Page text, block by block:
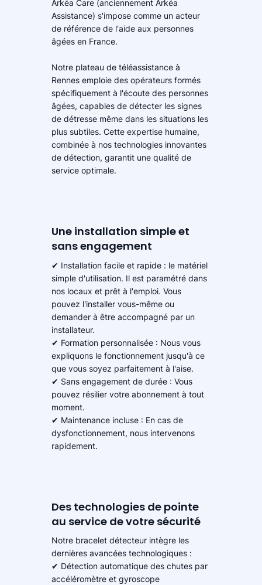
Arkéa Care (anciennement Arkéa
Assistance) s'impose comme un acteur
de référence de l'aide aux personnes
âgées en France.
Notre plateau de téléassistance à
Rennes emploie des opérateurs formés
spécifiquement à l'écoute des personnes
âgées, capables de détecter les signes
de détresse même dans les situations les
plus subtiles. Cette expertise humaine,
combinée à nos technologies innovantes
de détection, garantit une qualité de
service optimale.
Une installation simple et
sans engagement
✔ Installation facile et rapide : le matériel
simple d'utilisation. Il est paramétré dans
nos locaux et prêt à l'emploi. Vous
pouvez l'installer vous-même ou
demander à être accompagné par un
installateur.
✔ Formation personnalisée : Nous vous
expliquons le fonctionnement jusqu'à ce
que vous soyez parfaitement à l'aise.
✔ Sans engagement de durée : Vous
pouvez résilier votre abonnement à tout
moment.
✔ Maintenance incluse : En cas de
dysfonctionnement, nous intervenons
rapidement.
Des technologies de pointe
au service de votre sécurité
Notre bracelet détecteur intègre les
dernières avancées technologiques :
✔ Détection automatique des chutes par
accéléromètre et gyroscope